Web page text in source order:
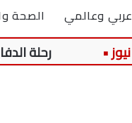
عربي وعالمي الصحة
رحلة الدفاع عن